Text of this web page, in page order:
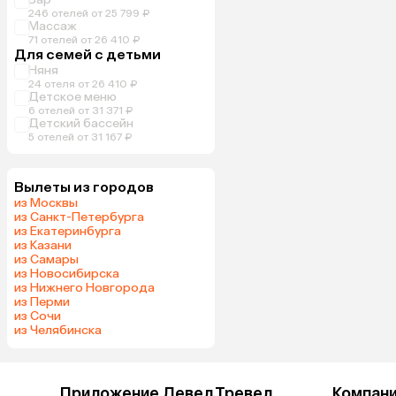
246 отелей от 25 799 ₽
Массаж
71 отелей от 26 410 ₽
Для семей с детьми
Няня
24 отеля от 26 410 ₽
Детское меню
6 отелей от 31 371 ₽
Детский бассейн
5 отелей от 31 167 ₽
Вылеты из городов
из Москвы
из Санкт-Петербурга
из Екатеринбурга
из Казани
из Самары
из Новосибирска
из Нижнего Новгорода
из Перми
из Сочи
из Челябинска